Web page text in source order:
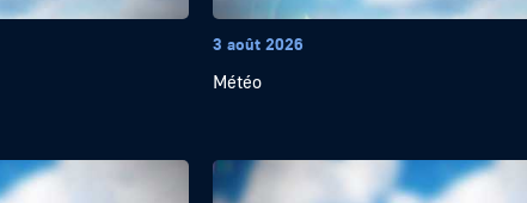
3 août 2026
Météo